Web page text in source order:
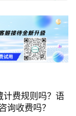
费规则吗？语
询收费吗？